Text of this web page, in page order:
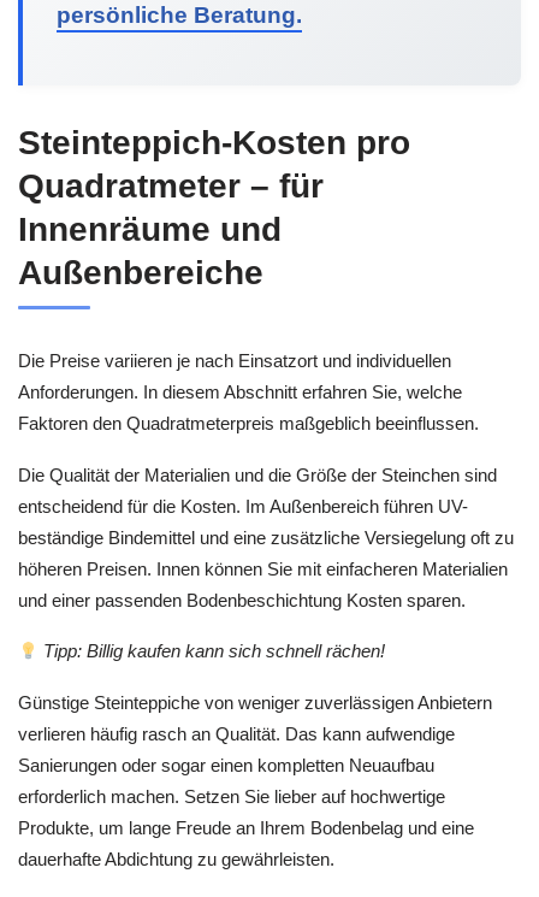
persönliche Beratung.
Steinteppich-Kosten pro
Quadratmeter – für
Innenräume und
Außenbereiche
Die Preise variieren je nach Einsatzort und individuellen
Anforderungen. In diesem Abschnitt erfahren Sie, welche
Faktoren den Quadratmeterpreis maßgeblich beeinflussen.
Die Qualität der Materialien und die Größe der Steinchen sind
entscheidend für die Kosten. Im Außenbereich führen UV-
beständige Bindemittel und eine zusätzliche Versiegelung oft zu
höheren Preisen. Innen können Sie mit einfacheren Materialien
und einer passenden Bodenbeschichtung Kosten sparen.
Tipp: Billig kaufen kann sich schnell rächen!
Günstige Steinteppiche von weniger zuverlässigen Anbietern
verlieren häufig rasch an Qualität. Das kann aufwendige
Sanierungen oder sogar einen kompletten Neuaufbau
erforderlich machen. Setzen Sie lieber auf hochwertige
Produkte, um lange Freude an Ihrem Bodenbelag und eine
dauerhafte Abdichtung zu gewährleisten.